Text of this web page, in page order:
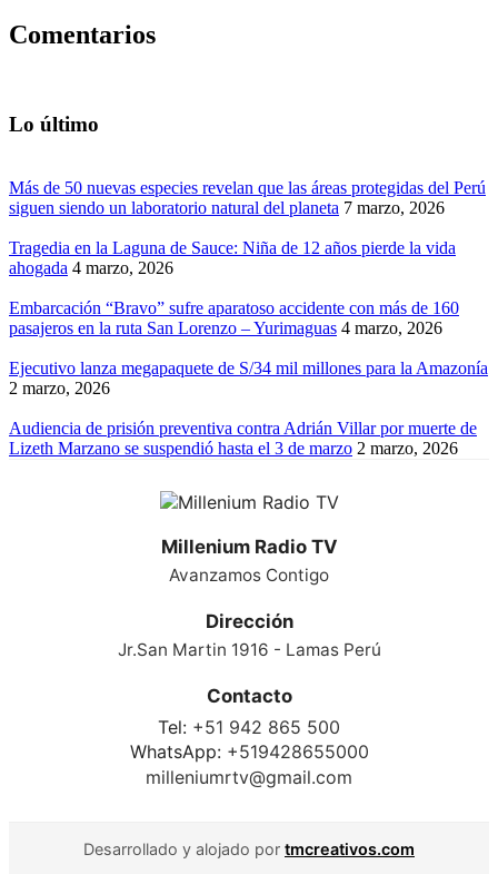
Comentarios
Lo último
Más de 50 nuevas especies revelan que las áreas protegidas del Perú
siguen siendo un laboratorio natural del planeta 7 marzo, 2026
Tragedia en la Laguna de Sauce: Niña de 12 años pierde la vida
ahogada 4 marzo, 2026
Embarcación “Bravo” sufre aparatoso accidente con más de 160
pasajeros en la ruta San Lorenzo – Yurimaguas 4 marzo, 2026
Ejecutivo lanza megapaquete de S/34 mil millones para la Amazonía
2 marzo, 2026
Audiencia de prisión preventiva contra Adrián Villar por muerte de
Lizeth Marzano se suspendió hasta el 3 de marzo 2 marzo, 2026
Millenium Radio TV
Avanzamos Contigo
Dirección
Jr.San Martin 1916 - Lamas Perú
Contacto
Tel: +51 942 865 500
WhatsApp: +519428655000
milleniumrtv@gmail.com
Desarrollado y alojado por tmcreativos.com